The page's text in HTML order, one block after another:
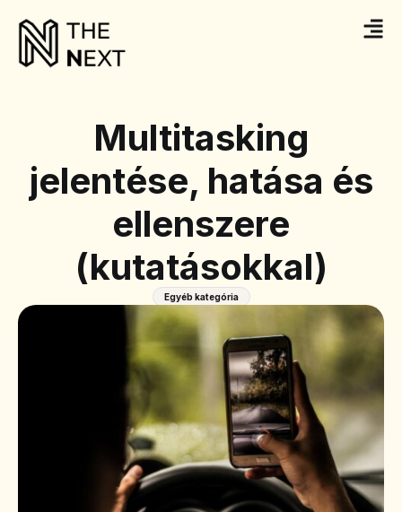
Multitasking
jelentése, hatása és
ellenszere
(kutatásokkal)
Egyéb kategória